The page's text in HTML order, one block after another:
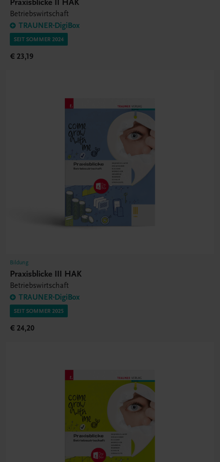
Praxisblicke II HAK
Betriebswirtschaft
TRAUNER-DigiBox
SEIT SOMMER 2024
€ 23,19
Bildung
Praxisblicke III HAK
Betriebswirtschaft
TRAUNER-DigiBox
SEIT SOMMER 2025
€ 24,20